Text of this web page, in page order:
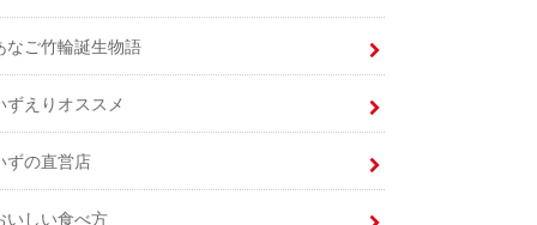
なご竹輪誕生物語
ずえりオススメ
ずの直営店
いしい食べ方